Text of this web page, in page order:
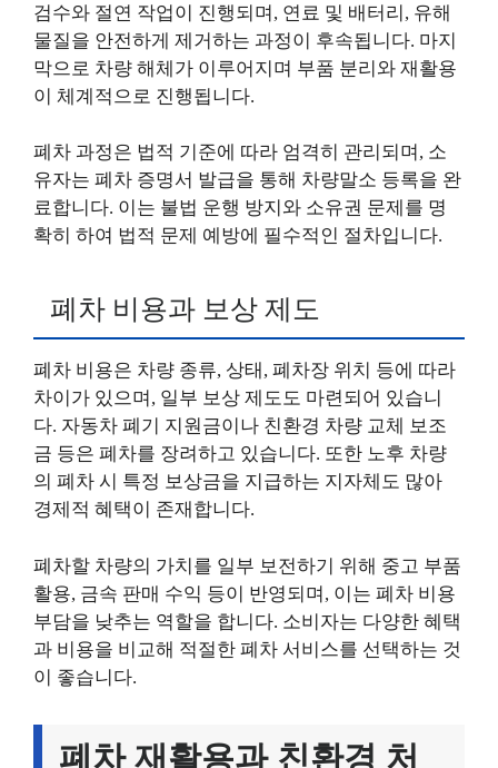
검수와 절연 작업이 진행되며, 연료 및 배터리, 유해
물질을 안전하게 제거하는 과정이 후속됩니다. 마지
막으로 차량 해체가 이루어지며 부품 분리와 재활용
이 체계적으로 진행됩니다.
폐차 과정은 법적 기준에 따라 엄격히 관리되며, 소
유자는 폐차 증명서 발급을 통해 차량말소 등록을 완
료합니다. 이는 불법 운행 방지와 소유권 문제를 명
확히 하여 법적 문제 예방에 필수적인 절차입니다.
폐차 비용과 보상 제도
폐차 비용은 차량 종류, 상태, 폐차장 위치 등에 따라
차이가 있으며, 일부 보상 제도도 마련되어 있습니
다. 자동차 폐기 지원금이나 친환경 차량 교체 보조
금 등은 폐차를 장려하고 있습니다. 또한 노후 차량
의 폐차 시 특정 보상금을 지급하는 지자체도 많아
경제적 혜택이 존재합니다.
폐차할 차량의 가치를 일부 보전하기 위해 중고 부품
활용, 금속 판매 수익 등이 반영되며, 이는 폐차 비용
부담을 낮추는 역할을 합니다. 소비자는 다양한 혜택
과 비용을 비교해 적절한 폐차 서비스를 선택하는 것
이 좋습니다.
폐차 재활용과 친환경 처